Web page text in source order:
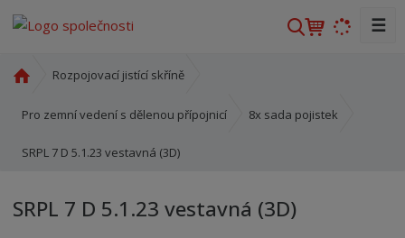
V
e
☰
o
n
t
Rozpojovací jistící skříně
Pro zemní vedení s dělenou přípojnicí 8x sada pojistek
SRPL 7 D 5.1.23 vestavná (3D)
SRPL 7 D 5.1.23 vestavná (3D)